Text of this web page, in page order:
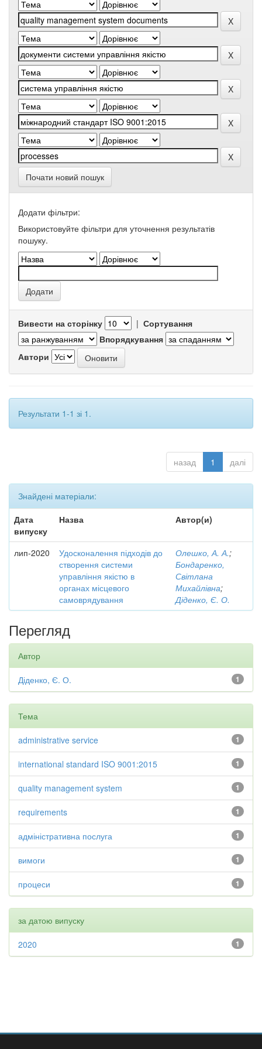
Почати новий пошук
Додати фільтри:
Використовуйте фільтри для уточнення результатів
пошуку.
Вивести на сторінку | Сортування
Впорядкування
Автори
Результати 1-1 зі 1.
назад 1 далі
Знайдені матеріали:
Дата
випуску
Назва Автор(и)
лип-2020
Удосконалення підходів до
створення системи
управління якістю в
органах місцевого
самоврядування
Олешко, А. А.;
Бондаренко,
Світлана
Михайлівна;
Діденко, Є. О.
Перегляд
Автор
1
Діденко, Є. О.
Тема
1
administrative service
1
international standard ISO 9001:2015
1
quality management system
1
requirements
1
адміністративна послуга
1
вимоги
1
процеси
за датою випуску
1
2020